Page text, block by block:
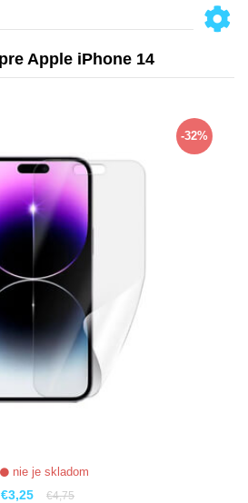
Apple iPhone 14
-32%
nie je skladom
€3,25 €4,75